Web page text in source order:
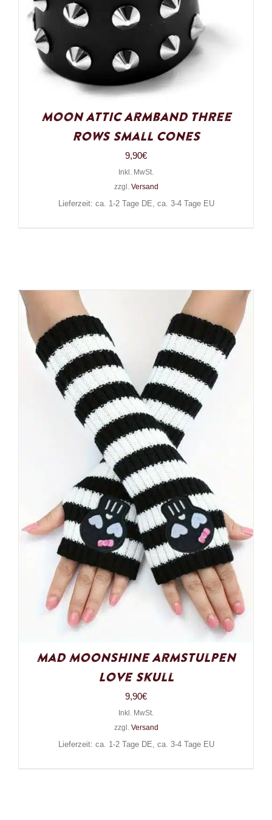
Moon Attic Armband Three
Rows Small Cones
9,90€
Inkl. MwSt.
zzgl. Versand
Lieferzeit: ca. 1-2 Tage DE, ca. 3-4 Tage EU
Mad Moonshine Armstulpen
Love Skull
9,90€
Inkl. MwSt.
zzgl. Versand
Lieferzeit: ca. 1-2 Tage DE, ca. 3-4 Tage EU